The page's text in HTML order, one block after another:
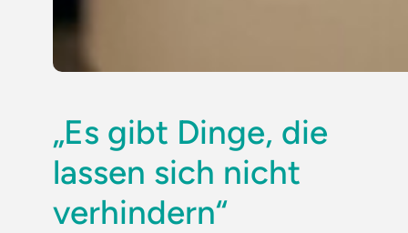
„Es gibt Dinge, die
lassen sich nicht
verhindern“